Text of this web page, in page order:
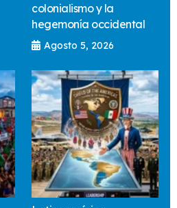
colonialismo y la
hegemonía occidental
Agosto 5, 2026